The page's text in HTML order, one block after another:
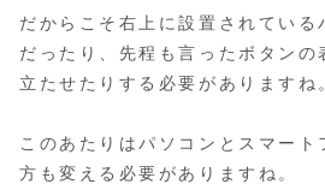
だからこそ右上に設置されている
だったり、先程も言ったボタンの
立たせたりする必要がありますね
このあたりはパソコンとスマート
方も変える必要がありますね。